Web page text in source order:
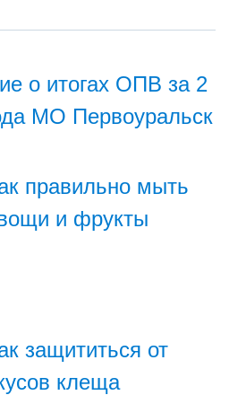
о итогах ОПВ за 2
МО Первоуральск
правильно мыть
и фрукты
защититься от
клеща